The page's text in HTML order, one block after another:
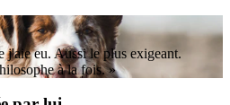
j'aie eu. Aussi le plus exigeant.
à la fois. »